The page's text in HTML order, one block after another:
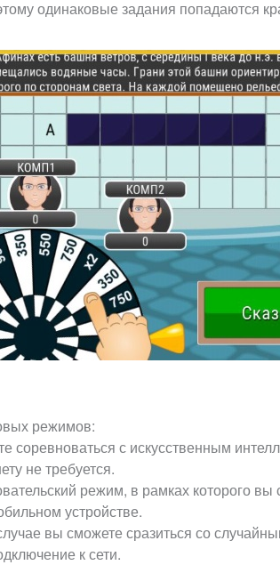
одинаковые задания попадаются
режимов:
соревноваться с искусственным
не требуется.
режим, в рамках которого вы
устройстве.
вы сможете сразиться со
к сети.